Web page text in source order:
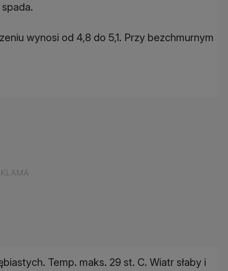
wynosi od 4,8 do 5,1. Przy bezchmurnym
Temp. maks. 29 st. C. Wiatr słaby i